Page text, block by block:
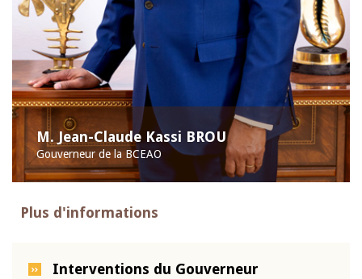
M. Jean-Claude Kassi BROU
Gouverneur de la BCEAO
Plus d'informations
Interventions du Gouverneur